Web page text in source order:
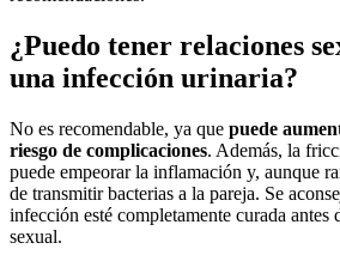
¿Puedo tener relaciones
una infección urinaria?
No es recomendable, ya que puede
riesgo de complicaciones. Además, la
puede empeorar la inflamación y, aunque
de transmitir bacterias a la pareja. Se
infección esté completamente curada antes
sexual.